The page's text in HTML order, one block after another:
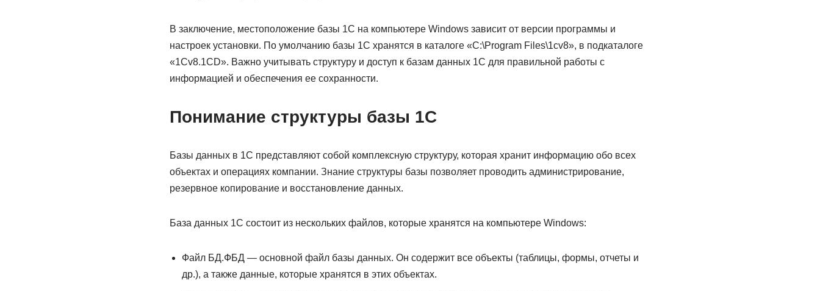
В заключение, местоположение базы 1С на компьютере Windows зависит от версии программы и
настроек установки. По умолчанию базы 1С хранятся в каталоге «C:\Program Files\1cv8», в подкаталоге
«1Cv8.1CD». Важно учитывать структуру и доступ к базам данных 1С для правильной работы с
информацией и обеспечения ее сохранности.
Понимание структуры базы 1С
Базы данных в 1С представляют собой комплексную структуру, которая хранит информацию обо всех
объектах и операциях компании. Знание структуры базы позволяет проводить администрирование,
резервное копирование и восстановление данных.
База данных 1С состоит из нескольких файлов, которые хранятся на компьютере Windows:
Файл БД.ФБД — основной файл базы данных. Он содержит все объекты (таблицы, формы, отчеты и
др.), а также данные, которые хранятся в этих объектах.